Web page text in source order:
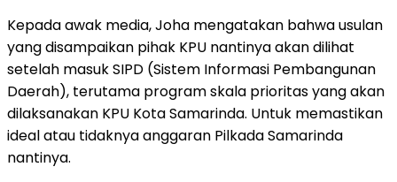
Kepada awak media, Joha mengatakan bahwa usulan
yang disampaikan pihak KPU nantinya akan dilihat
setelah masuk SIPD (Sistem Informasi Pembangunan
Daerah), terutama program skala prioritas yang akan
dilaksanakan KPU Kota Samarinda. Untuk memastikan
ideal atau tidaknya anggaran Pilkada Samarinda
nantinya.